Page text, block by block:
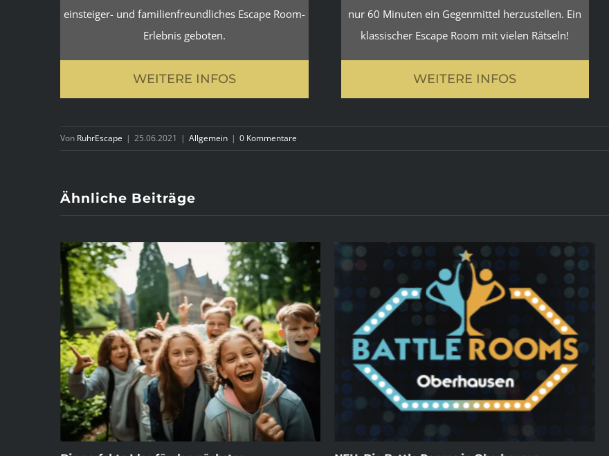
einsteiger- und familienfreundliches Escape Room-
Erlebnis geboten.
WEITERE INFOS
nur 60 Minuten ein Gegenmittel herzustellen. Ein
klassischer Escape Room mit vielen Rätseln!
WEITERE INFOS
Von RuhrEscape | 25.06.2021 | Allgemein | 0 Kommentare
Ähnliche Beiträge